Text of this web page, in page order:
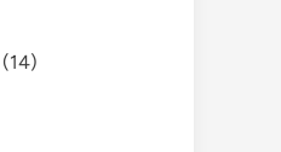
(14)